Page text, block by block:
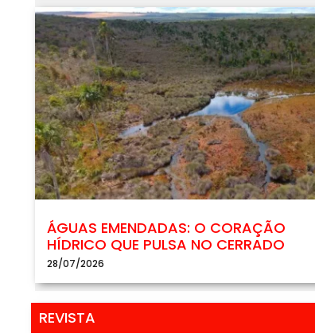
ÁGUAS EMENDADAS: O CORAÇÃO
HÍDRICO QUE PULSA NO CERRADO
28/07/2026
REVISTA